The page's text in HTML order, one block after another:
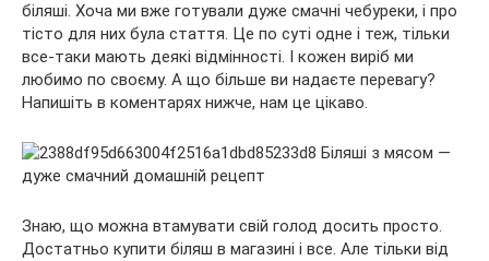
біляші. Хоча ми вже готували дуже смачні чебуреки, і про
тісто для них була стаття. Це по суті одне і теж, тільки
все-таки мають деякі відмінності. І кожен виріб ми
любимо по своєму. А що більше ви надаєте перевагу?
Напишіть в коментарях нижче, нам це цікаво.
Знаю, що можна втамувати свій голод досить просто.
Достатньо купити біляш в магазині і все. Але тільки від